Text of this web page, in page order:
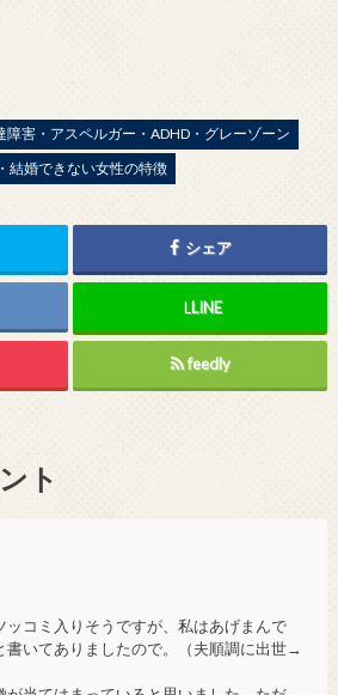
障害・アスペルガー・ADHD・グレーゾーン
結婚できない女性の特徴
シェア
LLINE
feedly
ト
ッコミ入りそうですが、私はあげまんで
書いてありましたので。（夫順調に出世→